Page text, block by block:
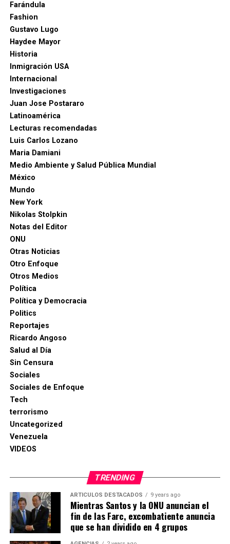
Farándula
Fashion
Gustavo Lugo
Haydee Mayor
Historia
Inmigración USA
Internacional
Investigaciones
Juan Jose Postararo
Latinoamérica
Lecturas recomendadas
Luis Carlos Lozano
Maria Damiani
Medio Ambiente y Salud Pública Mundial
México
Mundo
New York
Nikolas Stolpkin
Notas del Editor
ONU
Otras Noticias
Otro Enfoque
Otros Medios
Política
Política y Democracia
Politics
Reportajes
Ricardo Angoso
Salud al Día
Sin Censura
Sociales
Sociales de Enfoque
Tech
terrorismo
Uncategorized
Venezuela
VIDEOS
TRENDING
ARTICULOS DESTACADOS 9 years ago
Mientras Santos y la ONU anuncian el
fin de las Farc, excombatiente anuncia
que se han dividido en 4 grupos